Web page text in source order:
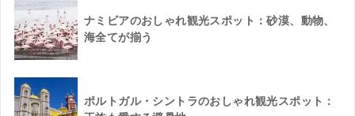
ナミビアのおしゃれ観光スポット：砂漠、動物、
海全てが揃う
ポルトガル・シントラのおしゃれ観光スポット：